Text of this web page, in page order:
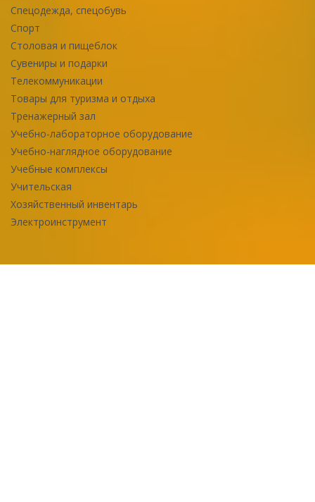
Спецодежда, спецобувь
Спорт
Столовая и пищеблок
Сувениры и подарки
Телекоммуникации
Товары для туризма и отдыха
Тренажерный зал
Учебно-лабораторное оборудование
Учебно-наглядное оборудование
Учебные комплексы
Учительская
Хозяйственный инвентарь
Электроинструмент